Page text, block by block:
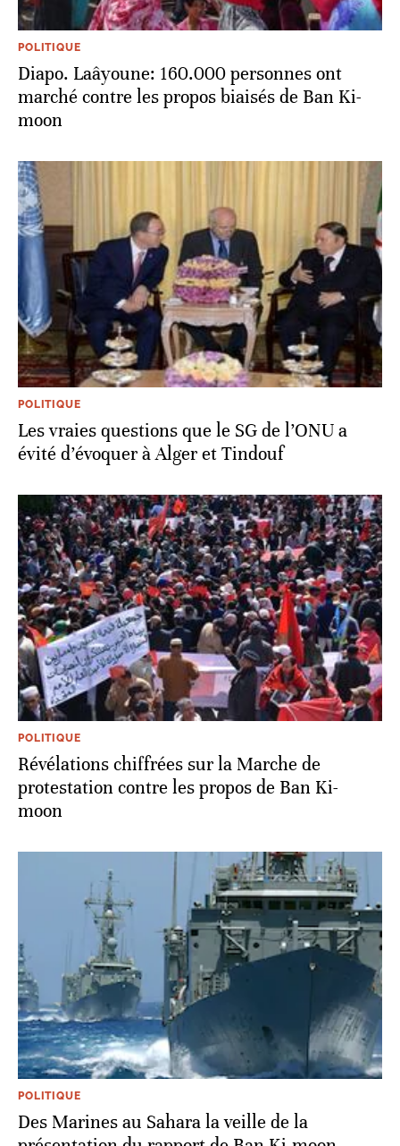
POLITIQUE
Diapo. Laâyoune: 160.000 personnes ont
marché contre les propos biaisés de Ban Ki-
moon
POLITIQUE
Les vraies questions que le SG de l’ONU a
évité d’évoquer à Alger et Tindouf
POLITIQUE
Révélations chiffrées sur la Marche de
protestation contre les propos de Ban Ki-
moon
POLITIQUE
Des Marines au Sahara la veille de la